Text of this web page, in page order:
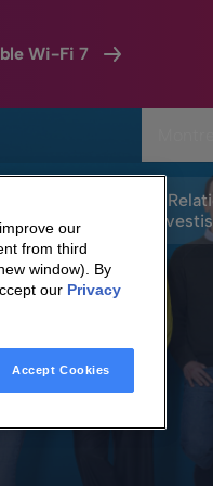
Wi-Fi 7
Engagements
our
from third
window). By
our Privacy
Accept Cookies